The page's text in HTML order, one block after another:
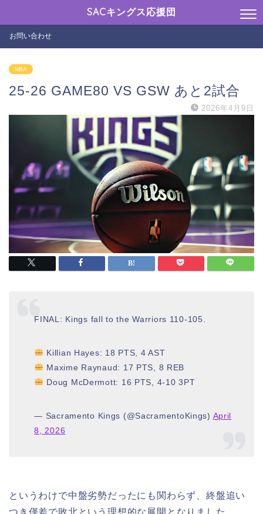
SACキングス応援団
お問い合わせ
NBA
25-26 GAME80 VS GSW あと2試合
2026年4月9日
FINAL: Kings fall to the Warriors 110-105.
Killian Hayes: 18 PTS, 4 AST
Maxime Raynaud: 17 PTS, 8 REB
Doug McDermott: 16 PTS, 4-10 3PT
— Sacramento Kings (@SacramentoKings) April
8, 2026
というわけで中盤劣勢だったにも関わらず、終盤追い
つき僅差で敗北という理想的な展開となりました。